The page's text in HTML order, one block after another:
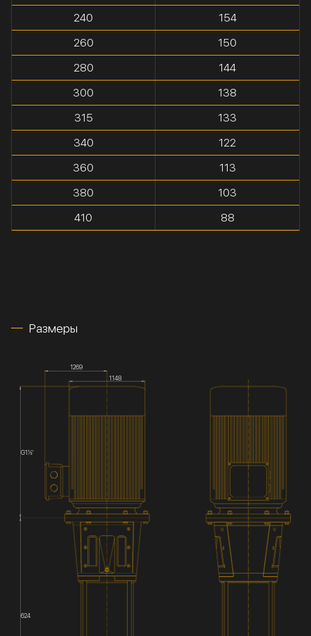
240
154
260
150
280
144
300
138
315
133
340
122
360
113
380
103
410
88
Размеры
1269
1148
G1½'
624